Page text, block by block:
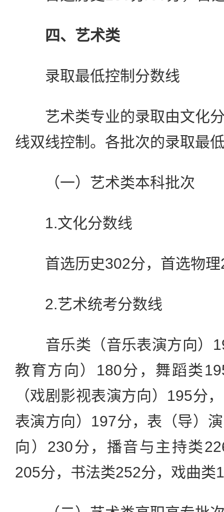
四、艺术类
录取最低控制分数线
艺术类专业的录取由文化分
线双线控制。各批次的录取最
（一）艺术类本科批次
1.文化分数线
首选历史302分，首选物理
2.艺术统考分数线
音乐类（音乐表演方向）
教育方向）180分，舞蹈类
（戏剧影视表演方向）195分
表演方向）197分，表（导）
向）230分，播音与主持类
205分，书法类252分，戏曲类